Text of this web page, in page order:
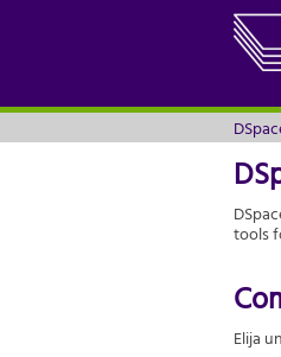
tools
Elija